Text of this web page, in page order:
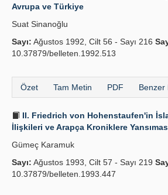
Avrupa ve Türkiye
Suat Sinanoğlu
Sayı: Ağustos 1992, Cilt 56 - Sayı 216
10.37879/belleten.1992.513
Özet Tam Metin PDF Benzer
II. Friedrich von Hohenstaufen'in
İlişkileri ve Arapça Kroniklere
Gümeç Karamuk
Sayı: Ağustos 1993, Cilt 57 - Sayı 219
10.37879/belleten.1993.447